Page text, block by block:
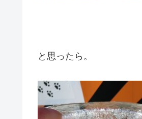
と思ったら。